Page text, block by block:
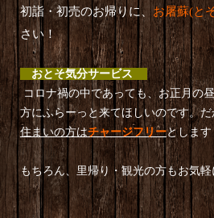
初詣・初売のお帰りに、お屠蘇(と
さい！
おとそ気分サービス
コロナ禍の中であっても、お正月の
方にふらーっと来てほしいのです。
住まいの方はチャージフリーとします
もちろん、里帰り・観光の方もお気